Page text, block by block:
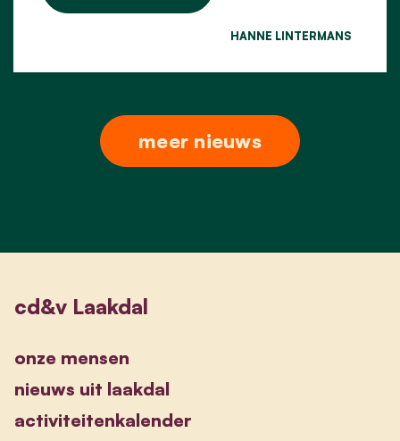
HANNE LINTERMANS
meer nieuws
cd&v Laakdal
onze mensen
nieuws uit laakdal
activiteitenkalender